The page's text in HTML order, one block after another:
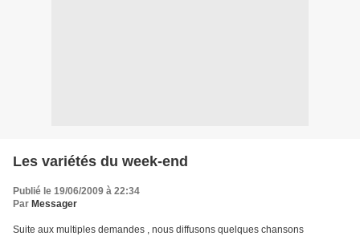
Les variétés du week-end
Publié le 19/06/2009 à 22:34
Par Messager
Suite aux multiples demandes , nous diffusons quelques chansons